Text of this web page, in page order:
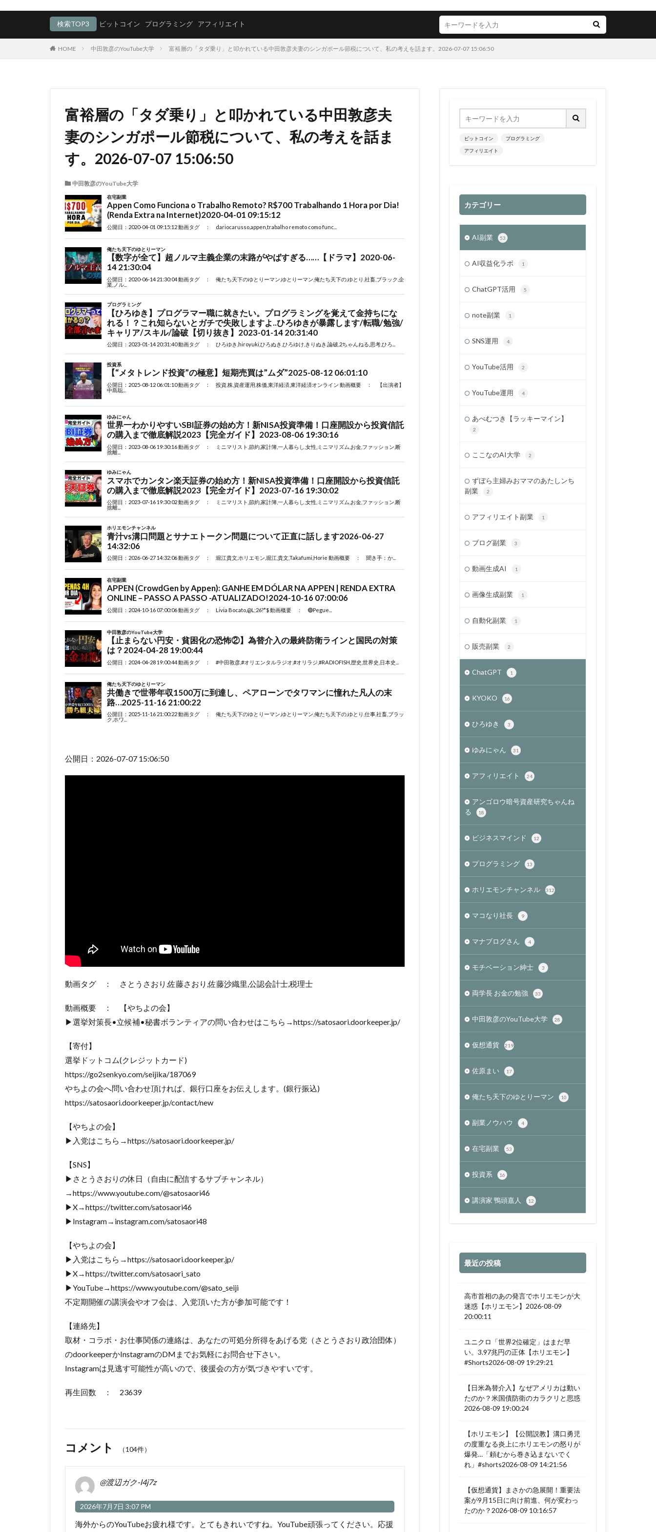
検索TOP3 ビットコイン プログラミング アフィリエイト
HOME 中田敦彦のYouTube大学 富裕層の「タダ乗り」と叩かれている中田敦彦夫妻のシンガポール節税について、私の考えを話ます。2026-07-07 15:06:50
富裕層の「タダ乗り」と叩かれている中田敦彦夫
妻のシンガポール節税について、私の考えを話ま
す。2026-07-07 15:06:50
中田敦彦のYouTube大学
公開日：2026-07-07 15:06:50
動画タグ ： さとうさおり,佐藤さおり,佐藤沙織里,公認会計士,税理士
動画概要 ： 【やちよの会】
▶選挙対策長•立候補•秘書ボランティアの問い合わせはこちら→https://satosaori.doorkeeper.jp/
【寄付】
選挙ドットコム(クレジットカード)
https://go2senkyo.com/seijika/187069
やちよの会へ問い合わせ頂ければ、銀行口座をお伝えします。(銀行振込)
https://satosaori.doorkeeper.jp/contact/new
【やちよの会】
▶入党はこちら→https://satosaori.doorkeeper.jp/
【SNS】
▶さとうさおりの休日（自由に配信するサブチャンネル）
→https://www.youtube.com/@satosaori46
▶X→https://twitter.com/satosaori46
▶Instagram→instagram.com/satosaori48
【やちよの会】
▶入党はこちら→https://satosaori.doorkeeper.jp/
▶X→https://twitter.com/satosaori_sato
▶YouTube→https://www.youtube.com/@sato_seiji
不定期開催の講演会やオフ会は、入党頂いた方が参加可能です！
【連絡先】
取材・コラボ・お仕事関係の連絡は、あなたの可処分所得をあげる党（さとうさおり政治団体）
のdoorkeeperかInstagramのDMまでお気軽にお問合せ下さい。
Instagramは見逃す可能性が高いので、後援会の方が気づきやすいです。
再生回数 ： 23639
コメント （104件）
@渡辺ガク-l4j7z
2026年7月7日 3:07 PM
海外からのYouTubeお疲れ様です。とてもきれいですね。YouTube頑張ってください。応援
ビットコイン プログラミング
アフィリエイト
カテゴリー
AI副業 53
AI収益化ラボ 1
ChatGPT活用 5
note副業 1
SNS運用 4
YouTube活用 2
YouTube運用 4
あべむつき【ラッキーマイン】
2
ここなのAI大学 2
ずぼら主婦みおママのあたしンち
副業
2
アフィリエイト副業 1
ブログ副業 3
動画生成AI 1
画像生成副業 1
自動化副業 1
販売副業 2
ChatGPT 1
KYOKO 16
ひろゆき 3
ゆみにゃん 31
アフィリエイト 24
アンゴロウ暗号資産研究ちゃんね
る
18
ビジネスマインド 12
プログラミング 13
ホリエモンチャンネル 312
マコなり社長 9
マナブログさん 4
モチベーション紳士 3
両学長 お金の勉強 33
中田敦彦のYouTube大学 28
仮想通貨 219
佐原まい 17
俺たち天下のゆとりーマン 10
副業ノウハウ 4
在宅副業 53
投資系 16
講演家 鴨頭嘉人 12
最近の投稿
高市首相のあの発言でホリエモンが大
迷惑【ホリエモン】2026-08-09
20:00:11
ユニクロ「世界2位確定」はまだ早
い。3.97兆円の正体【ホリエモン】
#Shorts2026-08-09 19:29:21
【日米為替介入】なぜアメリカは動い
たのか？米国債防衛のカラクリと思惑
2026-08-09 19:00:24
【ホリエモン】【公開説教】溝口勇児
の度重なる炎上にホリエモンの怒りが
爆発…「頼むから巻き込まないでく
れ」#shorts2026-08-09 14:21:56
【仮想通貨】まさかの急展開！重要法
案が9月15日に向け前進、何が変わっ
たのか？2026-08-09 10:16:57